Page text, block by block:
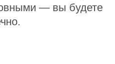
— вы будете